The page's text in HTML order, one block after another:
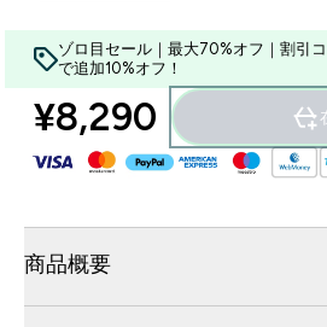
ゾロ目セール｜最大70%オフ｜割引
で追加10%オフ！
¥8,290‎
商品概要